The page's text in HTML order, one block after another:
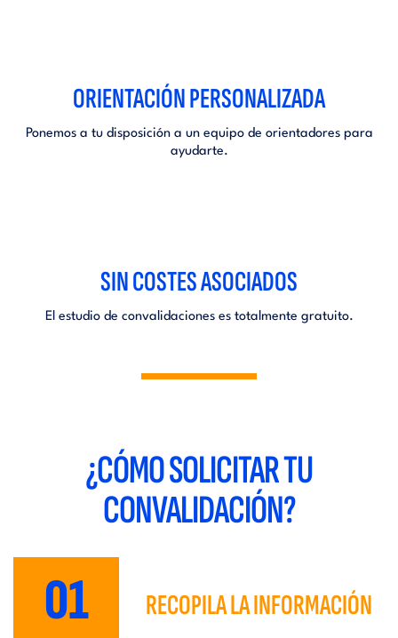
ORIENTACIÓN PERSONALIZADA
Ponemos a tu disposición a un equipo de orientadores para
ayudarte.
SIN COSTES ASOCIADOS
El estudio de convalidaciones es totalmente gratuito.
¿CÓMO SOLICITAR TU
CONVALIDACIÓN?
01 RECOPILA LA INFORMACIÓN